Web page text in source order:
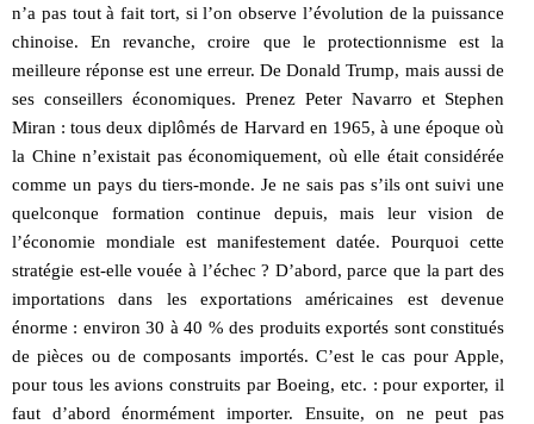
n’a pas tout à fait tort, si l’on observe l’évolution de la puissance
chinoise. En revanche, croire que le protectionnisme est la
meilleure réponse est une erreur. De Donald Trump, mais aussi de
ses conseillers économiques. Prenez Peter Navarro et Stephen
Miran : tous deux diplômés de Harvard en 1965, à une époque où
la Chine n’existait pas économiquement, où elle était considérée
comme un pays du tiers-monde. Je ne sais pas s’ils ont suivi une
quelconque formation continue depuis, mais leur vision de
l’économie mondiale est manifestement datée. Pourquoi cette
stratégie est-elle vouée à l’échec ? D’abord, parce que la part des
importations dans les exportations américaines est devenue
énorme : environ 30 à 40 % des produits exportés sont constitués
de pièces ou de composants importés. C’est le cas pour Apple,
pour tous les avions construits par Boeing, etc. : pour exporter, il
faut d’abord énormément importer. Ensuite, on ne peut pas